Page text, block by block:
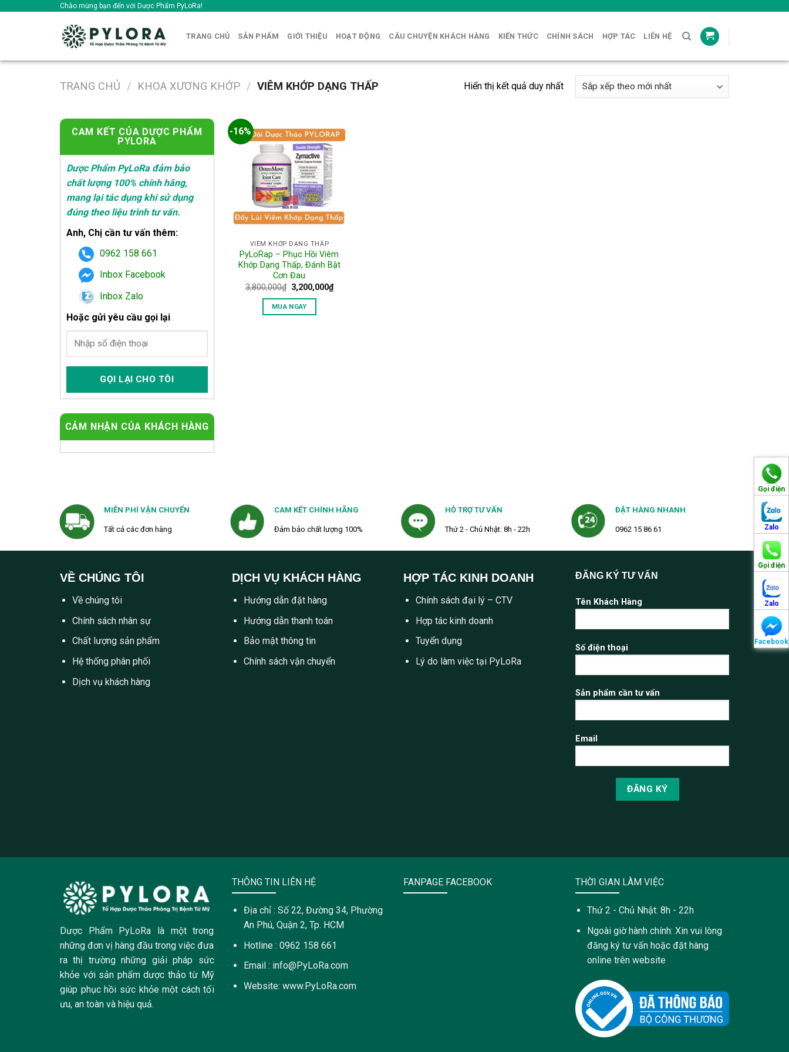
Chào mừng bạn đến với Dược Phẩm PyLoRa!
TRANG CHỦ SẢN PHẨM GIỚI THIỆU HOẠT ĐỘNG CÂU CHUYỆN KHÁCH HÀNG KIẾN THỨC CHÍNH SÁCH HỢP TÁC LIÊN HỆ
TRANG CHỦ / KHOA XƯƠNG KHỚP / VIÊM KHỚP DẠNG THẤP Hiển thị kết quả duy nhất
Gọi điện
Zalo
Gọi điện
Zalo
Facebook
CAM KẾT CỦA DƯỢC PHẨM
PYLORA
Dược Phẩm PyLoRa đảm bảo
chất lượng 100% chính hãng,
mang lại tác dụng khi sử dụng
đúng theo liệu trình tư vấn.
Anh, Chị cần tư vấn thêm:
0962 158 661
Inbox Facebook
Inbox Zalo
Hoặc gửi yêu cầu gọi lại
CẢM NHẬN CỦA KHÁCH HÀNG
-16%
VIÊM KHỚP DẠNG THẤP
PyLoRap – Phục Hồi Viêm
Khớp Dạng Thấp, Đánh Bật
Cơn Đau
3,800,000₫ Giá
gốc
là:
3,800,000₫.
3,200,000₫Giá
hiện
MUA NGAY
MIỄN PHÍ VẬN CHUYỂN
Tất cả các đơn hàng
CAM KẾT CHÍNH HÃNG
Đảm bảo chất lượng 100%
HỖ TRỢ TƯ VẤN
Thứ 2 - Chủ Nhật: 8h - 22h
ĐẶT HÀNG NHANH
0962 15 86 61
VỀ CHÚNG TÔI
Về chúng tôi
Chính sách nhân sự
Chất lượng sản phẩm
Hệ thống phân phối
Dịch vụ khách hàng
DỊCH VỤ KHÁCH HÀNG
Hướng dẫn đặt hàng
Hướng dẫn thanh toán
Bảo mật thông tin
Chính sách vận chuyển
HỢP TÁC KINH DOANH
Chính sách đại lý – CTV
Hợp tác kinh doanh
Tuyển dụng
Lý do làm việc tại PyLoRa
ĐĂNG KÝ TƯ VẤN
Tên Khách Hàng
Số điện thoại
Sản phẩm cần tư vấn
Email
Dược Phẩm PyLoRa là một trong
những đơn vị hàng đầu trong việc đưa
ra thị trường những giải pháp sức
khỏe với sản phẩm dược thảo từ Mỹ
giúp phục hồi sức khỏe một cách tối
ưu, an toàn và hiệu quả.
THÔNG TIN LIÊN HỆ
Địa chỉ : Số 22, Đường 34, Phường
An Phú, Quận 2, Tp. HCM
Hotline : 0962 158 661
Email : info@PyLoRa.com
Website: www.PyLoRa.com
FANPAGE FACEBOOK THỜI GIAN LÀM VIỆC
Thứ 2 - Chủ Nhật: 8h - 22h
Ngoài giờ hành chính: Xin vui lòng
đăng ký tư vấn hoặc đặt hàng
online trên website